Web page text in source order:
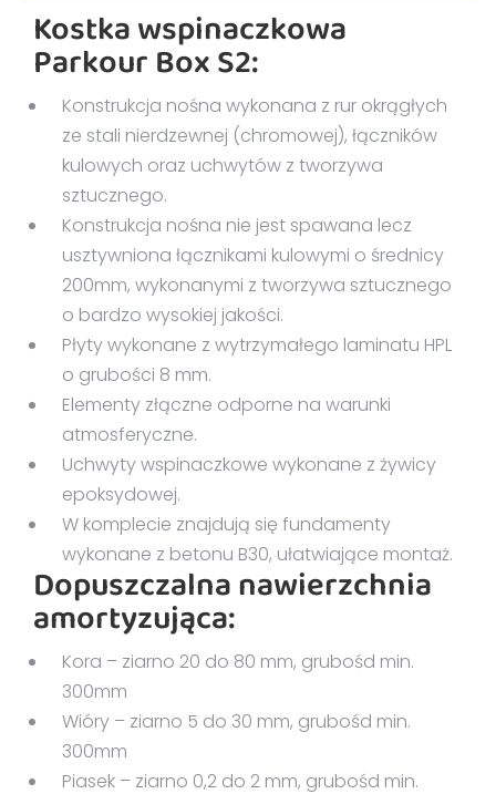
Pliki DXF/DWG 89203.dwg
Pliki FBX
Kostka wspinaczkowa
Parkour Box S2:
Konstrukcja nośna wykonana z rur okrągłych
ze stali nierdzewnej (chromowej), łączników
kulowych oraz uchwytów z tworzywa
sztucznego.
Konstrukcja nośna nie jest spawana lecz
usztywniona łącznikami kulowymi o średnicy
200mm, wykonanymi z tworzywa sztucznego
o bardzo wysokiej jakości.
Płyty wykonane z wytrzymałego laminatu HPL
o grubości 8 mm.
Elementy złączne odporne na warunki
atmosferyczne.
Uchwyty wspinaczkowe wykonane z żywicy
epoksydowej.
W komplecie znajdują się fundamenty
wykonane z betonu B30, ułatwiające montaż.
Dopuszczalna nawierzchnia
amortyzująca:
Kora – ziarno 20 do 80 mm, grubośd min.
300mm
Wióry – ziarno 5 do 30 mm, grubośd min.
300mm
Piasek – ziarno 0,2 do 2 mm, grubośd min.